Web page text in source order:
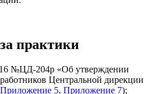
практики
№ЦД-204р «Об утверждении
Центральной дирекции
Приложение 5, Приложение 7);